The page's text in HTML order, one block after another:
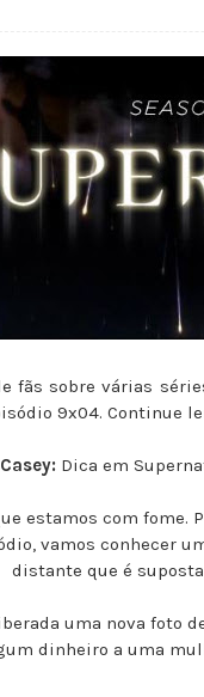
fãs sobre várias
9x04. Continue
Casey: Dica em
estamos com fome.
vamos conhecer
distante que é
uma nova foto
dinheiro a uma